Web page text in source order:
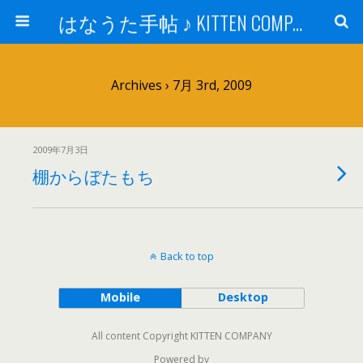
はなうた手帖 ♪ KITTEN COMPANY
Archives › 7月 3rd, 2009
2009年7月3日
棚からぼたもち
Back to top
Mobile Desktop
All content Copyright KITTEN COMPANY
Powered by